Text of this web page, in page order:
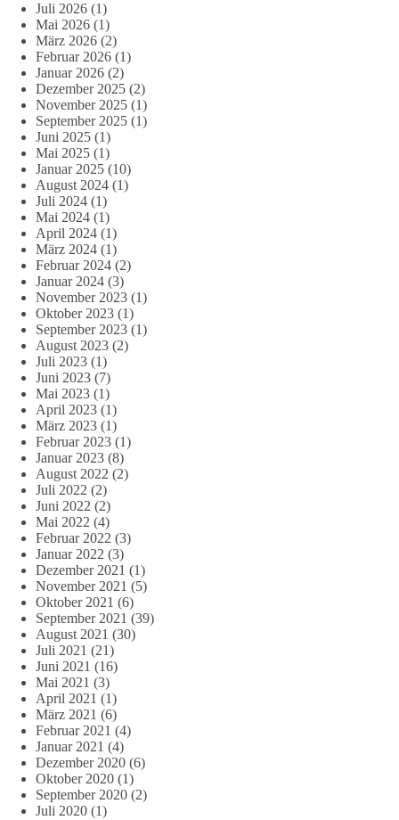
Juli 2026 (1)
Mai 2026 (1)
März 2026 (2)
Februar 2026 (1)
Januar 2026 (2)
Dezember 2025 (2)
November 2025 (1)
September 2025 (1)
Juni 2025 (1)
Mai 2025 (1)
Januar 2025 (10)
August 2024 (1)
Juli 2024 (1)
Mai 2024 (1)
April 2024 (1)
März 2024 (1)
Februar 2024 (2)
Januar 2024 (3)
November 2023 (1)
Oktober 2023 (1)
September 2023 (1)
August 2023 (2)
Juli 2023 (1)
Juni 2023 (7)
Mai 2023 (1)
April 2023 (1)
März 2023 (1)
Februar 2023 (1)
Januar 2023 (8)
August 2022 (2)
Juli 2022 (2)
Juni 2022 (2)
Mai 2022 (4)
Februar 2022 (3)
Januar 2022 (3)
Dezember 2021 (1)
November 2021 (5)
Oktober 2021 (6)
September 2021 (39)
August 2021 (30)
Juli 2021 (21)
Juni 2021 (16)
Mai 2021 (3)
April 2021 (1)
März 2021 (6)
Februar 2021 (4)
Januar 2021 (4)
Dezember 2020 (6)
Oktober 2020 (1)
September 2020 (2)
Juli 2020 (1)